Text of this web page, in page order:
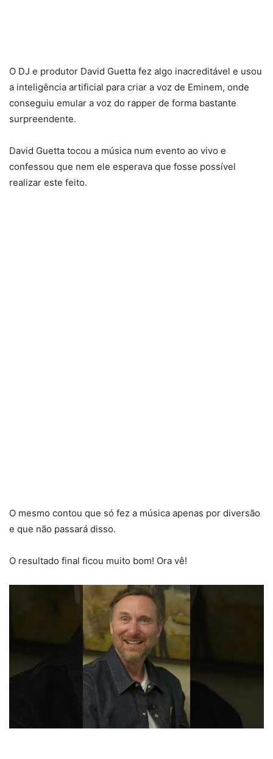
O DJ e produtor David Guetta fez algo inacreditável e usou
a inteligência artificial para criar a voz de Eminem, onde
conseguiu emular a voz do rapper de forma bastante
surpreendente.
David Guetta tocou a música num evento ao vivo e
confessou que nem ele esperava que fosse possível
realizar este feito.
O mesmo contou que só fez a música apenas por diversão
e que não passará disso.
O resultado final ficou muito bom! Ora vê!